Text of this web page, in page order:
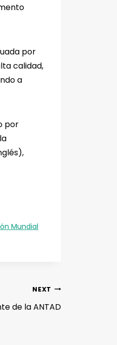
por
calidad,
a
por
Mundial
NEXT
de la ANTAD